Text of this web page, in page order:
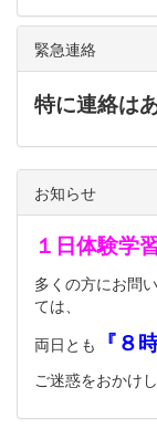
緊急連絡
特に連絡は
お知らせ
１日体験学
多くの方にお問
ては、
両日とも
『８
ご迷惑をおかけ